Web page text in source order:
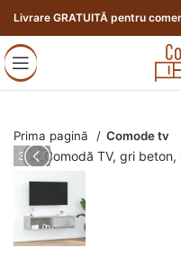
Livrare GRATUITĂ pentru
Prima pagină Comode tv
3 / 12